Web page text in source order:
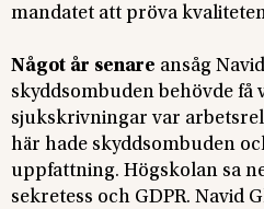
mandatet att pröva
Något år senare ansåg
skyddsombuden behövde få
sjukskrivningar var
här hade skyddsombuden
uppfattning. Högskolan sa
sekretess och GDPR. Navid